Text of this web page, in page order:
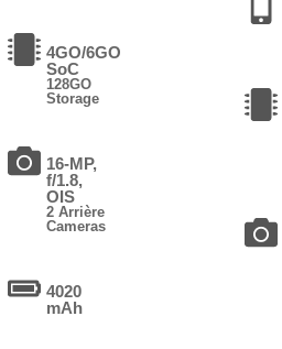
4GO/6GO
SoC
128GO
Storage
16-MP,
f/1.8,
OIS
2 Arrière
Cameras
4020
mAh